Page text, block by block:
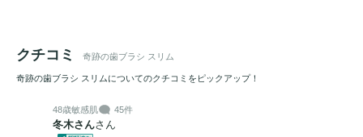
クチコミ 奇跡の歯ブラシ スリム
奇跡の歯ブラシ スリムについてのクチコミをピックアップ！
48歳敏感肌 45件
冬木さんさん